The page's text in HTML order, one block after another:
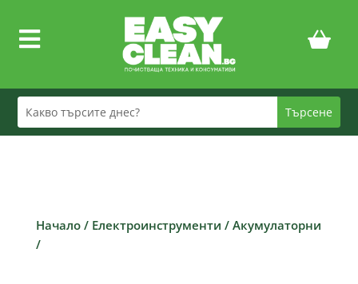

Начало/ Електроинструменти / Акумулаторни
/